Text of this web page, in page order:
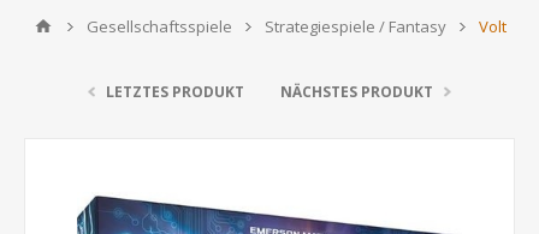
Gesellschaftsspiele Strategiespiele / Fantasy Volt
LETZTES PRODUKT NÄCHSTES PRODUKT